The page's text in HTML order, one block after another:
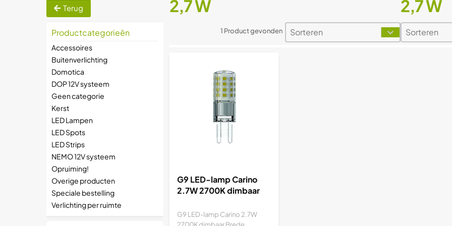
Terug
Productcategorieën
Accessoires
Buitenverlichting
Domotica
DOP 12V systeem
Geen categorie
Kerst
LED Lampen
LED Spots
LED Strips
NEMO 12V systeem
Opruiming!
Overige producten
Speciale bestelling
Verlichting per ruimte
2,7 W 2,7 W
1 Product gevonden Sorteren
Sort content
Sort content Sorteren
Sort content
Sort
G9 LED-lamp Carino
2.7W 2700K dimbaar
G9 LED-lamp Carino 2.7W
2700K dimbaar Brede